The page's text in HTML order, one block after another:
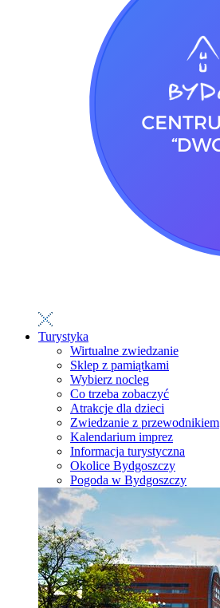
Turystyka
Wirtualne zwiedzanie
Sklep z pamiątkami
Wybierz nocleg
Co trzeba zobaczyć
Atrakcje dla dzieci
Zwiedzanie z przewodnikiem
Kalendarium imprez
Informacja turystyczna
Okolice Bydgoszczy
Pogoda w Bydgoszczy